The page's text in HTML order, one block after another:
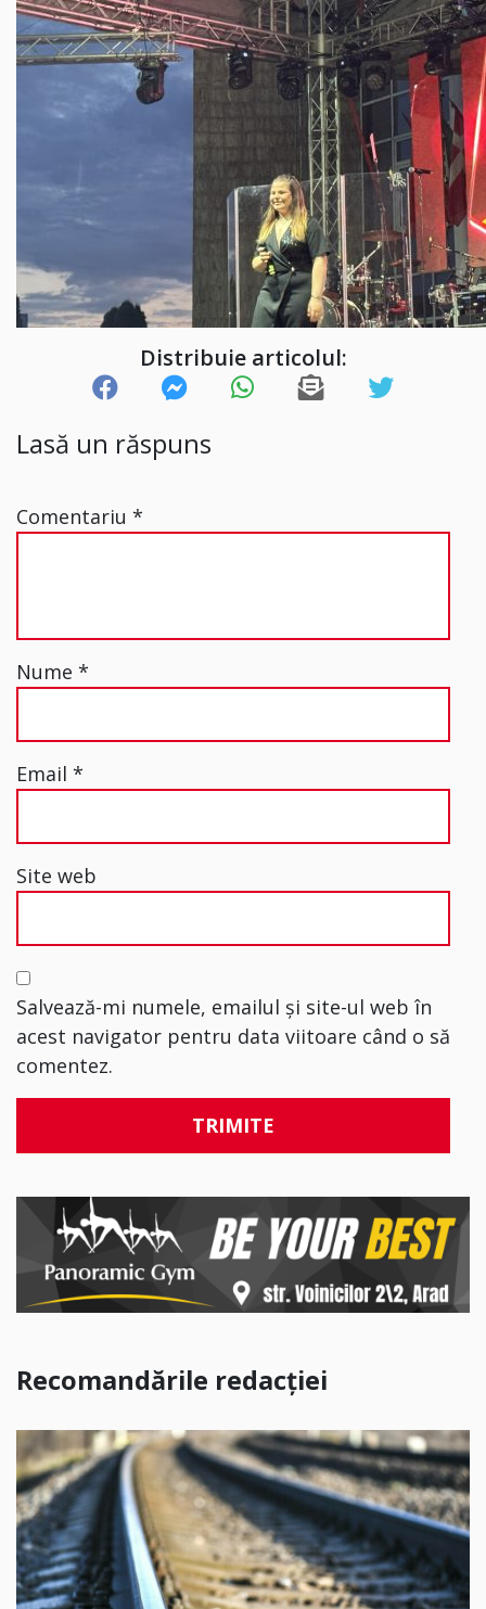
Distribuie articolul:
Lasă un răspuns
Comentariu *
Nume *
Email *
Site web
Salvează-mi numele, emailul și site-ul web în
acest navigator pentru data viitoare când o să
comentez.
Recomandările redacției